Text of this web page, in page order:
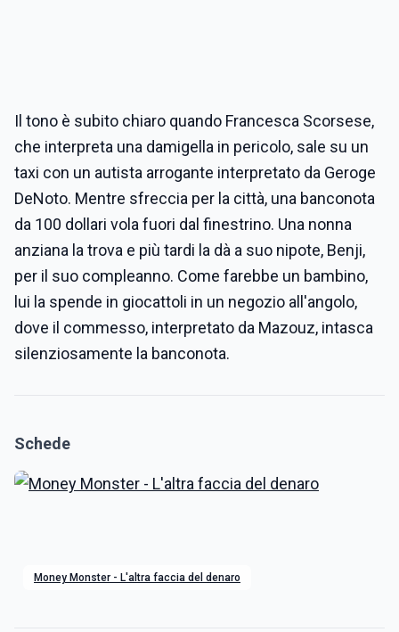
Il tono è subito chiaro quando Francesca Scorsese,
che interpreta una damigella in pericolo, sale su un
taxi con un autista arrogante interpretato da Geroge
DeNoto. Mentre sfreccia per la città, una banconota
da 100 dollari vola fuori dal finestrino. Una nonna
anziana la trova e più tardi la dà a suo nipote, Benji,
per il suo compleanno. Come farebbe un bambino,
lui la spende in giocattoli in un negozio all'angolo,
dove il commesso, interpretato da Mazouz, intasca
silenziosamente la banconota.
Schede
Money Monster - L'altra faccia del denaro